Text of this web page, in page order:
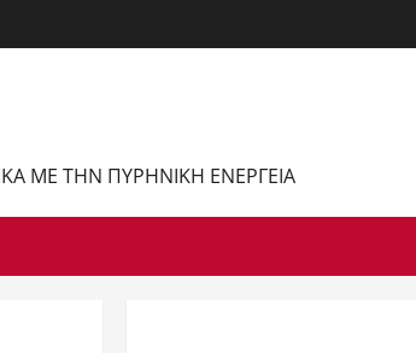
ΜΕ ΤΗΝ ΠΥΡΗΝΙΚΉ ΕΝΈΡΓΕΙΑ